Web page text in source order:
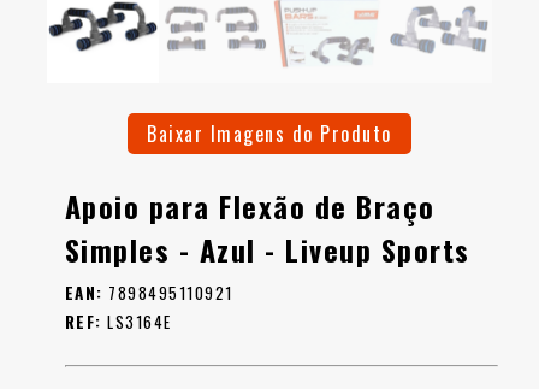
Baixar Imagens do Produto
Apoio para Flexão de Braço
Simples - Azul - Liveup Sports
EAN: 7898495110921
REF:LS3164E